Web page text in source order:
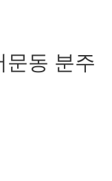
동 분주